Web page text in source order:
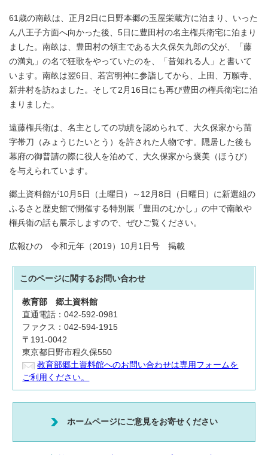
61歳の南畝は、正月2日に日野本郷の玉屋栄蔵方に泊まり、いった
ん八王子方面へ向かった後、5日に豊田村の名主権兵衛宅に泊まり
ました。南畝は、豊田村の領主である大久保矢九郎の父が、「藤
の満丸」の名で狂歌をやっていたのを、「昔知れる人」と書いて
います。南畝は翌6日、若宮明神に参詣してから、上田、万願寺、
新井村を訪ねました。そして2月16日にも再び豊田の権兵衛宅に泊
まりました。
遠藤権兵衛は、名主としての功績を認められて、大久保家から苗
字帯刀（みょうじたいとう）を許された人物です。隠居した後も
幕府の御普請の際に役人を泊めて、大久保家から褒美（ほうび）
を与えられています。
郷土資料館が10月5日（土曜日）～12月8日（日曜日）に新選組の
ふるさと歴史館で開催する特別展「豊田のむかし」の中で南畝や
権兵衛の話も展示しますので、ぜひご覧ください。
広報ひの 令和元年（2019）10月1日号 掲載
このページに関するお問い合わせ
教育部郷土資料館
直通電話：042-592-0981
ファクス：042-594-1915
〒191-0042
東京都日野市程久保550
教育部郷土資料館へのお問い合わせは専用フォームを
ご利用ください。
ホームページにご意見をお寄せください